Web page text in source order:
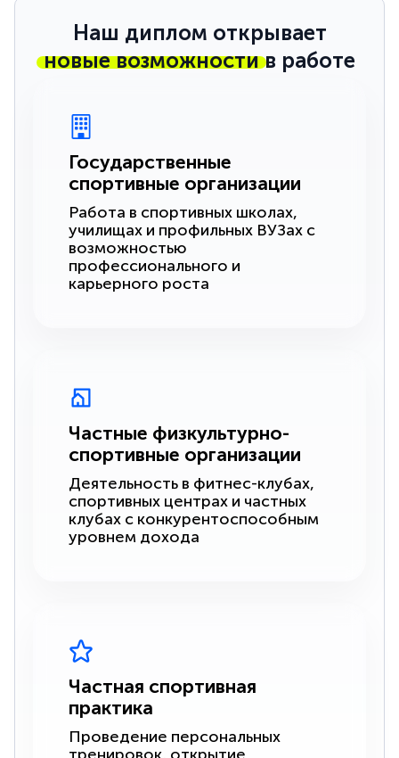
Наш диплом открывает
новые возможностив работе
Государственные
спортивные организации
Работа в спортивных школах,
училищах и профильных ВУЗах с
возможностью
профессионального и
карьерного роста
Частные физкультурно-
спортивные организации
Деятельность в фитнес-клубах,
спортивных центрах и частных
клубах с конкурентоспособным
уровнем дохода
Частная спортивная
практика
Проведение персональных